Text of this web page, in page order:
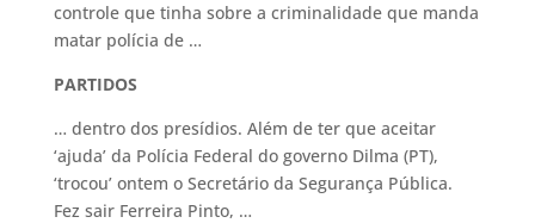
controle que tinha sobre a criminalidade que manda
matar polícia de …
PARTIDOS
… dentro dos presídios. Além de ter que aceitar
‘ajuda’ da Polícia Federal do governo Dilma (PT),
‘trocou’ ontem o Secretário da Segurança Pública.
Fez sair Ferreira Pinto, …